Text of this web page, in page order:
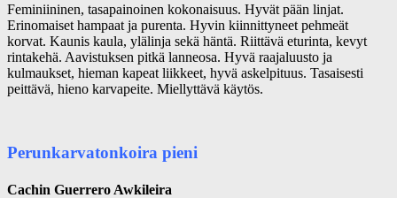
Feminiininen, tasapainoinen kokonaisuus. Hyvät pään linjat.
Erinomaiset hampaat ja purenta. Hyvin kiinnittyneet pehmeät
korvat. Kaunis kaula, ylälinja sekä häntä. Riittävä eturinta, kevyt
rintakehä. Aavistuksen pitkä lanneosa. Hyvä raajaluusto ja
kulmaukset, hieman kapeat liikkeet, hyvä askelpituus. Tasaisesti
peittävä, hieno karvapeite. Miellyttävä käytös.
Perunkarvatonkoira pieni
Cachin Guerrero Awkileira